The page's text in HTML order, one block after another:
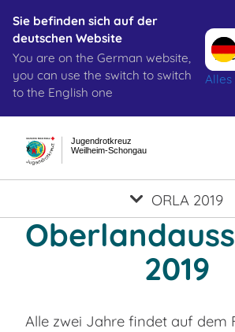
Sie befinden sich auf der
deutschen Website
You are on the German website,
you can use the switch to switch
to the English one
Weilheim-Schongau
Jugendrotkreuz
ORLA 2019
2019
Alle zwei Jahre findet auf dem